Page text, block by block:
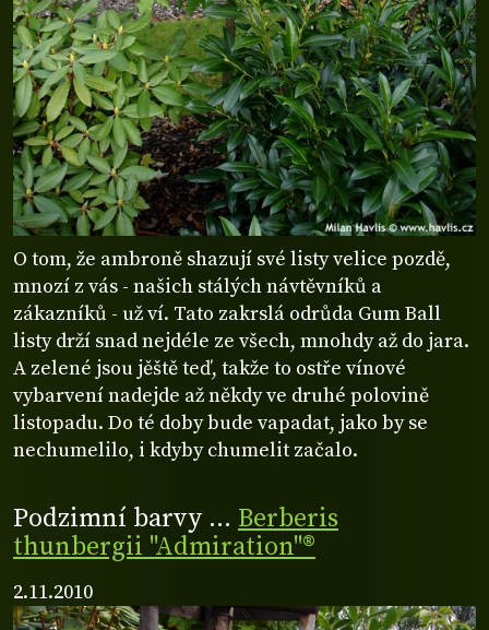
O tom, že ambroně shazují své listy velice pozdě,
mnozí z vás - našich stálých návtěvníků a
zákazníků - už ví. Tato zakrslá odrůda Gum Ball
listy drží snad nejdéle ze všech, mnohdy až do jara.
A zelené jsou jěště teď, takže to ostře vínové
vybarvení nadejde až někdy ve druhé polovině
listopadu. Do té doby bude vapadat, jako by se
nechumelilo, i kdyby chumelit začalo.
Podzimní barvy ... Berberis
thunbergii "Admiration"®
2.11.2010